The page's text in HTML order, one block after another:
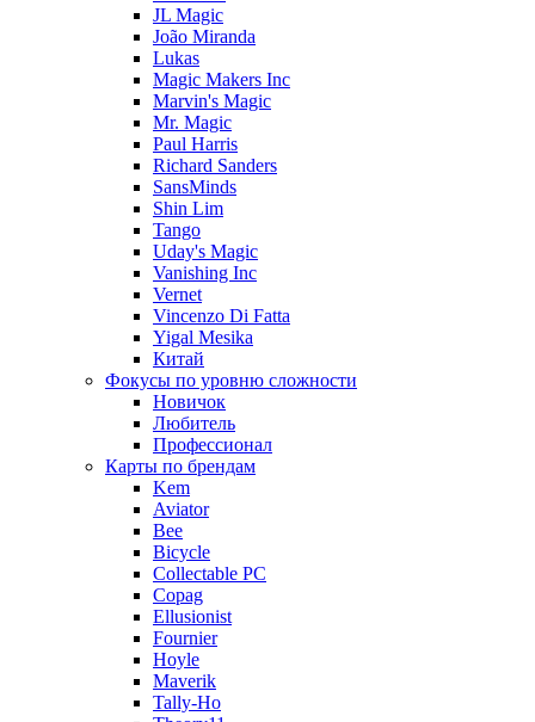
JL Magic
João Miranda
Lukas
Magic Makers Inc
Marvin's Magic
Mr. Magic
Paul Harris
Richard Sanders
SansMinds
Shin Lim
Tango
Uday's Magic
Vanishing Inc
Vernet
Vincenzo Di Fatta
Yigal Mesika
Китай
Фокусы по уровню сложности
Новичок
Любитель
Профессионал
Карты по брендам
Kem
Aviator
Bee
Bicycle
Collectable PC
Copag
Ellusionist
Fournier
Hoyle
Maverik
Tally-Ho